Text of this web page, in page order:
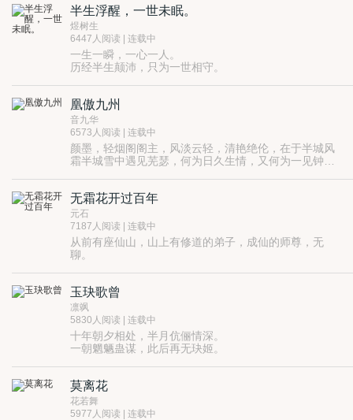
逝......
半生浮醒，一世未眠。
煜树生
6447人阅读 | 连载中
一生一瞬，一心一人。
历经半生颠沛，只为一世相守。
而他却是火螭复苏的关键。
命运似乎故意为之，
相遇，相知，相爱，本是世间爱情的轨迹，以为遇见
你，会有不同。
可在这暗潮涌动的世界之中，爱恨情仇，生离死别往往
多过你侬我侬……
凰傲九州
音九华
6573人阅读 | 连载中
颜墨，轻烟阁阁主，风淡云轻，清艳绝伦，在于半城风
霜半城雪中遇见芜瑟，何为日久生情，又何为一见钟
芜瑟，一曲琴音奏尽天下繁华，但却依旧抵不过心
中那片遗失的痛！他苦苦地探寻着那莫名的遗失之痛，
归之于他对她极致的爱里总是掺杂着一丝极致的恨。她
是他的心伤，亦是他心痛的救赎！
命运使然，殊不知，他们历尽劫难，之子于归之
时，等待他们的确是前生的纠葛与深深的罪孽...
弦起处，踏遍九州寒芜；一曲琴音阑珊，便是长情
争命数！
歌婉转，梦里韶华几度；与卿痴许长安，浮生续三
世缱绻！
...
只愿之子于归，再无离散！
无霜花开过百年
元石
7187人阅读 | 连载中
从前有座仙山，山上有修道的弟子，成仙的师尊，无
聊。
却还是忘不了在圻垠山上的十几年。
再后来，我回来了，不知道等了过久。
玉玦歌曾
凛飒
5830人阅读 | 连载中
十年朝夕相处，半月伉俪情深。
一朝魍魉蛊谋，此后再无玦姬。
莫离花
花若舞
5977人阅读 | 连载中